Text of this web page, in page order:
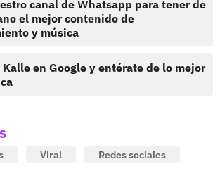
canal de Whatsapp para tener de
el mejor contenido de
y música
Kalle en Google y entérate de lo mejor
Viral Redes sociales